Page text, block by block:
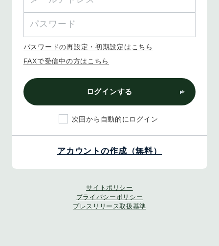
パスワードの再設定・初期設定はこちら
FAXで受信中の方はこちら
ログインする
次回から自動的にログイン
アカウントの作成（無料）
サイトポリシー
プライバシーポリシー
プレスリリース取扱基準